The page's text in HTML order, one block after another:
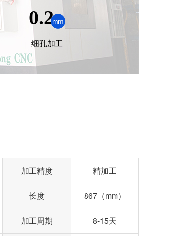
0.2mm
细孔加工
加工精度 精加工
长度 867（mm）
加工周期 8-15天